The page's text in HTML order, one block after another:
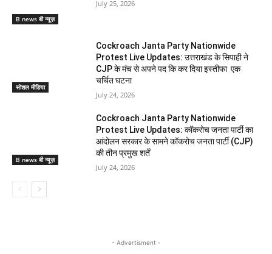
B news बी न्यूज़
July 25, 2026
सोशल मीडिया
Cockroach Janta Party Nationwide
Protest Live Updates: उत्तराखंड के सिपाही ने
CJP के मंच से अपने पद कि कर दिया इस्तीफा एक
चर्चित घटना
July 24, 2026
B news बी न्यूज़
Cockroach Janta Party Nationwide
Protest Live Updates: कॉकरोच जनता पार्टी का
आंदोलन सरकार के सामने कॉकरोच जनता पार्टी (CJP)
की तीन प्रमुख शर्तें
July 24, 2026
- Advertisment -